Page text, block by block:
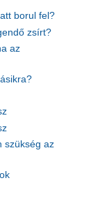
borul fel?
zsírt?
az
szükség az